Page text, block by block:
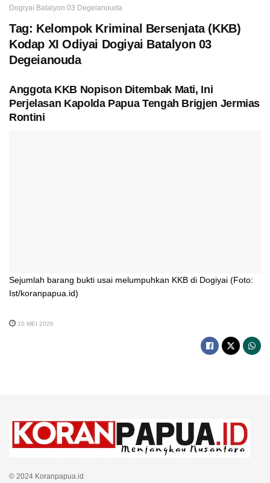
Dogiyai Batalyon 03 Degeianouda
Tag: Kelompok Kriminal Bersenjata (KKB)
Kodap XI Odiyai Dogiyai Batalyon 03
Degeianouda
Anggota KKB Nopison Ditembak Mati, Ini
Perjelasan Kapolda Papua Tengah Brigjen Jermias
Rontini
Sejumlah barang bukti usai melumpuhkan KKB di Dogiyai (Foto:
Ist/koranpapua.id)
10 MEI 2026
© 2024 Koranpapua.id